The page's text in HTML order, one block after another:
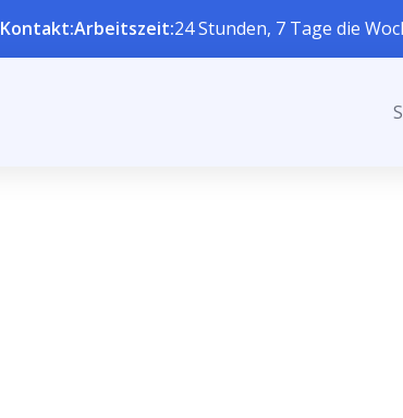
Kontakt:Arbeitszeit:24 Stunden, 7 Tage die